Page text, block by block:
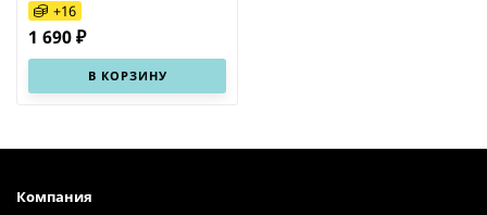
+16
В КОРЗИНУ
1 690 ₽
Компания